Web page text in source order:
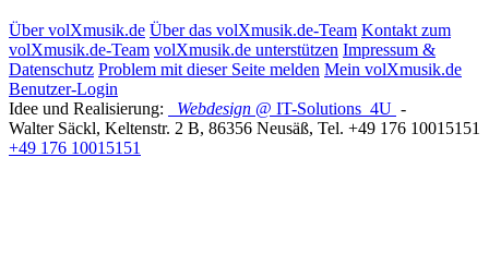
Über volXmusik.de Über das volXmusik.de-Team Kontakt zum
volXmusik.de-Team volXmusik.de unterstützen Impressum &
Datenschutz Problem mit dieser Seite melden Mein volXmusik.de
Benutzer-Login
Idee und Realisierung:
Webdesign @ IT-Solutions 4U -
Walter Säckl, Keltenstr. 2 B, 86356 Neusäß, Tel. +49 176 10015151
+49 176 10015151